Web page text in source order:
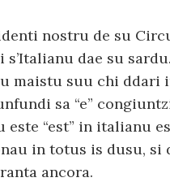
nostru de su
dae su
maistu suu chi
sa “e”
este “est” in italianu
in totus is dusu, si
ancora.